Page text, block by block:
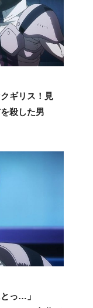
ギリス！見
殺した男
っ…」